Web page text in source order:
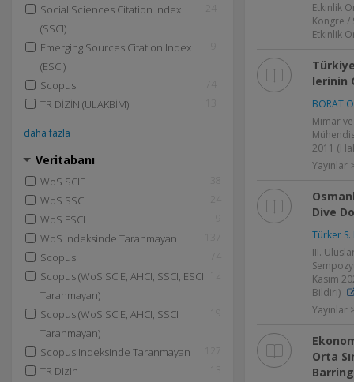
Social Sciences Citation Index
(SSCI)
Emerging Sources Citation Index
(ESCI)
Scopus
TR DİZİN (ULAKBİM)
daha fazla
Veritabanı
WoS SCIE
WoS SSCI
WoS ESCI
WoS Indeksinde Taranmayan
Scopus
Scopus (WoS SCIE, AHCI, SSCI, ESCI
Taranmayan)
Scopus (WoS SCIE, AHCI, SSCI
Taranmayan)
Scopus Indeksinde Taranmayan
TR Dizin
Etkinlik
Kongre /
Etkinlik
lerinin
BORAT
Mimar
2011
Yayınlar
Dive
Türker S.
III.
Kasım
Bildiri)
Yayınlar
Orta